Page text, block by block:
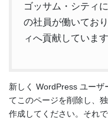
ゴッサム・シティ
の社員が働いてお
ィへ貢献しています
新しく WordPress ユーザ
てこのページを削除し、
作成してください。それ